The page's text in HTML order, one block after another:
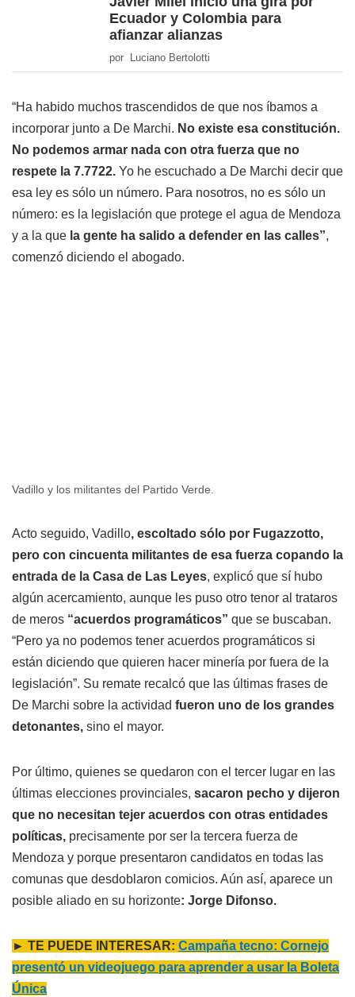
Ecuador y Colombia para
afianzar alianzas
por Luciano Bertolotti
“Ha habido muchos trascendidos de que nos íbamos a
incorporar junto a De Marchi. No existe esa constitución.
No podemos armar nada con otra fuerza que no
respete la 7.7722. Yo he escuchado a De Marchi decir que
esa ley es sólo un número. Para nosotros, no es sólo un
número: es la legislación que protege el agua de Mendoza
y a la que la gente ha salido a defender en las calles”,
comenzó diciendo el abogado.
Vadillo y los militantes del Partido Verde.
Acto seguido, Vadillo, escoltado sólo por Fugazzotto,
pero con cincuenta militantes de esa fuerza copando la
entrada de la Casa de Las Leyes, explicó que sí hubo
algún acercamiento, aunque les puso otro tenor al trataros
de meros “acuerdos programáticos” que se buscaban.
“Pero ya no podemos tener acuerdos programáticos si
están diciendo que quieren hacer minería por fuera de la
legislación”. Su remate recalcó que las últimas frases de
De Marchi sobre la actividad fueron uno de los grandes
detonantes, sino el mayor.
Por último, quienes se quedaron con el tercer lugar en las
últimas elecciones provinciales, sacaron pecho y dijeron
que no necesitan tejer acuerdos con otras entidades
políticas, precisamente por ser la tercera fuerza de
Mendoza y porque presentaron candidatos en todas las
comunas que desdoblaron comicios. Aún así, aparece un
posible aliado en su horizonte: Jorge Difonso.
► TE PUEDE INTERESAR: Campaña tecno: Cornejo
presentó un videojuego para aprender a usar la Boleta
Única